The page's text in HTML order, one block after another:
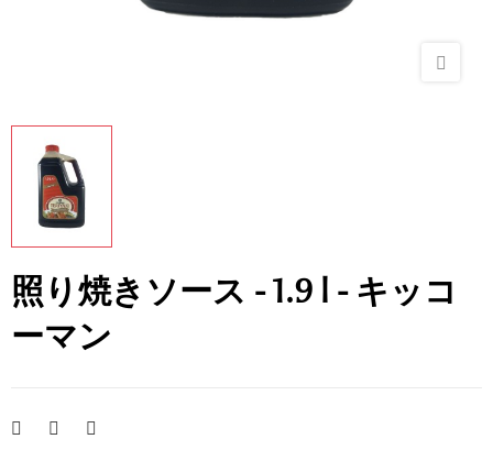
照り焼きソース - 1.9 l - キッコ
ーマン